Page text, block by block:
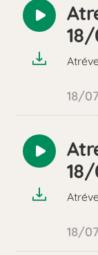
audio
18/
audio
18/